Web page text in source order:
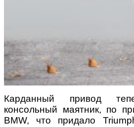
Карданный привод
консольный маятник, по
BMW, что придало